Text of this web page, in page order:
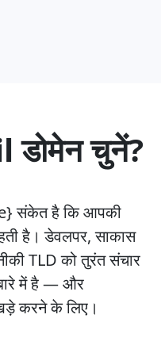
डोमेन चुनें?
संकेत है कि आपकी
है। डेवलपर, साकास
TLD को तुरंत संचार
में है — और
करने के लिए।